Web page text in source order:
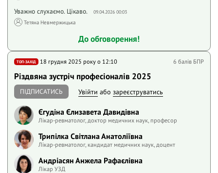
Уважно слухаємо. Цікаво. 09.04.2026 00:03
Тетяна Невмержицька
До обговорення!
ТОП-ЗАХІД 18 грудня 2025 року o 12:10 6 балів БПР
Різдвяна зустріч професіоналів 2025
ПІДПИСАТИСЬ Увійти або зареєструватись
Єгудіна Єлизавета Давидівна
Лікар-ревматолог, доктор медичних наук, професор
Трипілка Світлана Анатоліївна
Лікар-ревматолог, кандидат медичних наук, доцент
Андріасян Анжела Рафаєлівна
Лікар УЗД